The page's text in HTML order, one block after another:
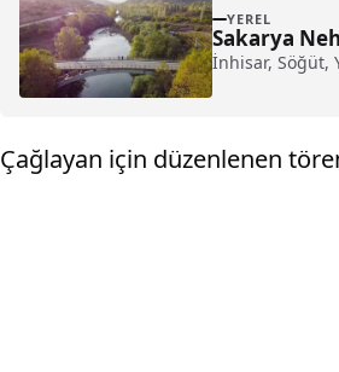
YEREL
Sakarya
İnhisar, Söğüt,
Çağlayan için düzenlenen